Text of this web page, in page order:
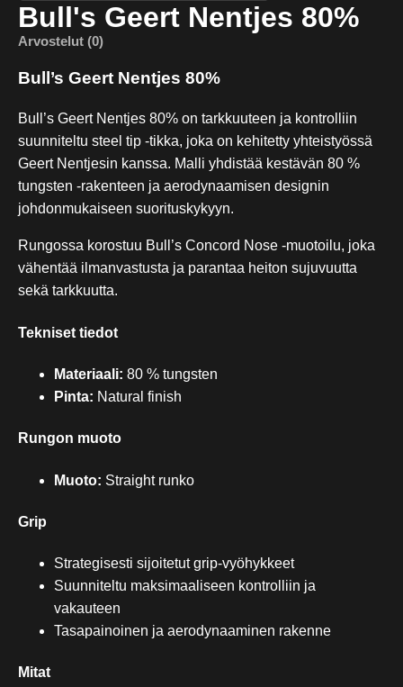
Bull's Geert Nentjes 80%
Arvostelut (0)
Bull’s Geert Nentjes 80%
Bull’s Geert Nentjes 80% on tarkkuuteen ja kontrolliin
suunniteltu steel tip -tikka, joka on kehitetty yhteistyössä
Geert Nentjesin kanssa. Malli yhdistää kestävän 80 %
tungsten -rakenteen ja aerodynaamisen designin
johdonmukaiseen suorituskykyyn.
Rungossa korostuu Bull’s Concord Nose -muotoilu, joka
vähentää ilmanvastusta ja parantaa heiton sujuvuutta
sekä tarkkuutta.
Tekniset tiedot
Materiaali: 80 % tungsten
Pinta: Natural finish
Rungon muoto
Muoto: Straight runko
Grip
Strategisesti sijoitetut grip-vyöhykkeet
Suunniteltu maksimaaliseen kontrolliin ja
vakauteen
Tasapainoinen ja aerodynaaminen rakenne
Mitat